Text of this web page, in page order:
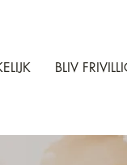
BLIV